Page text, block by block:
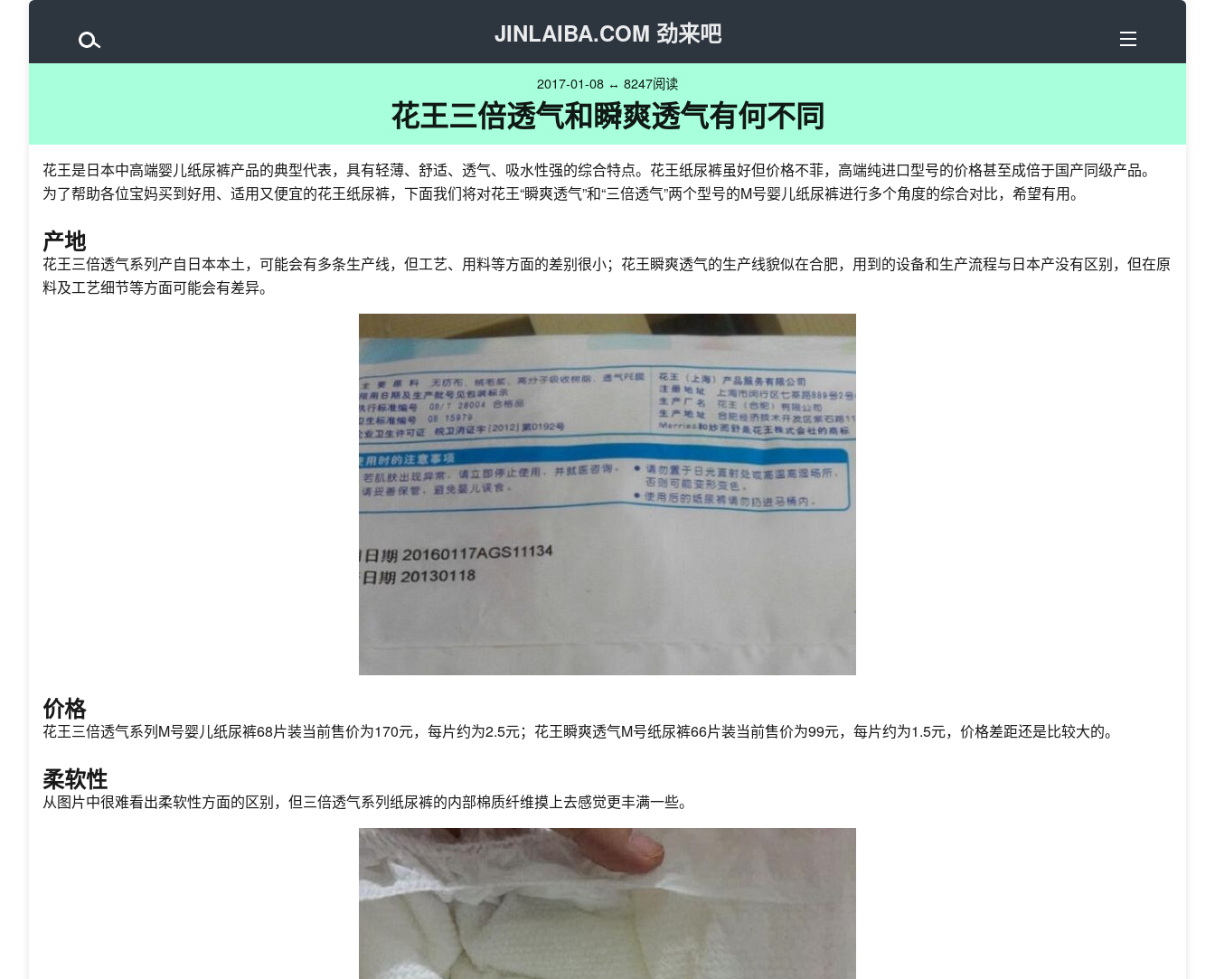
JINLAIBA.COM 劲来吧
2017-01-08 ↔ 8247阅读
花王三倍透气和瞬爽透气有何不同
花王是日本中高端婴儿纸尿裤产品的典型代表，具有轻薄、舒适、透气、吸水性强的综合特点。花王纸尿裤虽好但价格不菲，高端纯进口型号的价格甚至成倍于国产同级产品。
为了帮助各位宝妈买到好用、适用又便宜的花王纸尿裤，下面我们将对花王“瞬爽透气”和“三倍透气”两个型号的M号婴儿纸尿裤进行多个角度的综合对比，希望有用。
产地
花王三倍透气系列产自日本本土，可能会有多条生产线，但工艺、用料等方面的差别很小；花王瞬爽透气的生产线貌似在合肥，用到的设备和生产流程与日本产没有区别，但在原
料及工艺细节等方面可能会有差异。
价格
花王三倍透气系列M号婴儿纸尿裤68片装当前售价为170元，每片约为2.5元；花王瞬爽透气M号纸尿裤66片装当前售价为99元，每片约为1.5元，价格差距还是比较大的。
柔软性
从图片中很难看出柔软性方面的区别，但三倍透气系列纸尿裤的内部棉质纤维摸上去感觉更丰满一些。